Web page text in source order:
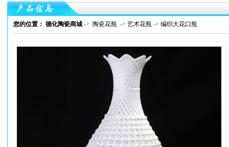
您的位置： 德化陶瓷商城 -> 陶瓷花瓶 -> 艺术花瓶 -> 编织大花口瓶